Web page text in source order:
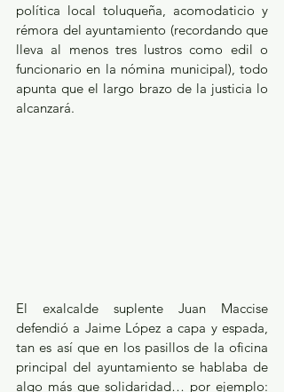
política local toluqueña, acomodaticio y
rémora del ayuntamiento (recordando que
lleva al menos tres lustros como edil o
funcionario en la nómina municipal), todo
apunta que el largo brazo de la justicia lo
alcanzará.
El exalcalde suplente Juan Maccise
defendió a Jaime López a capa y espada,
tan es así que en los pasillos de la oficina
principal del ayuntamiento se hablaba de